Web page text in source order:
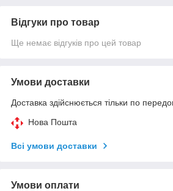
Відгуки про товар
Ще немає відгуків про цей товар
Умови доставки
Доставка здійснюється тільки по
Нова Пошта
Всі умови доставки
Умови оплати